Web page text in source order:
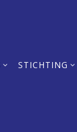
STICHTING